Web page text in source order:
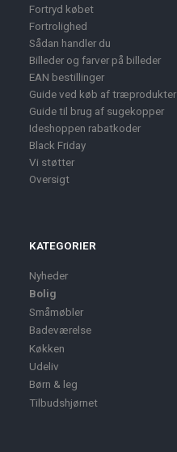
Fortryd købet
Fortrolighed
Sådan handler du
Billeder og farver på billeder
EAN bestillinger
Guide ved køb af træprodukter
Guide til brug af sugekopper
Ideshoppen rabatkoder
Black Friday
Vi støtter
Oversigt
KATEGORIER
Nyheder
Bolig
Småmøbler
Badeværelse
Køkken
Udeliv
Børn & leg
Tilbudshjørnet